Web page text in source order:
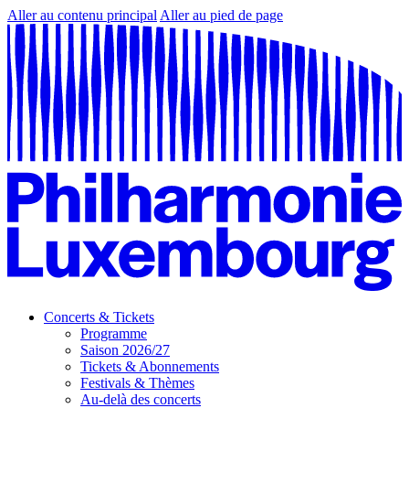
Aller au contenu principal Aller au pied de page
Concerts & Tickets
Programme
Saison 2026/27
Tickets & Abonnements
Festivals & Thèmes
Au-delà des concerts